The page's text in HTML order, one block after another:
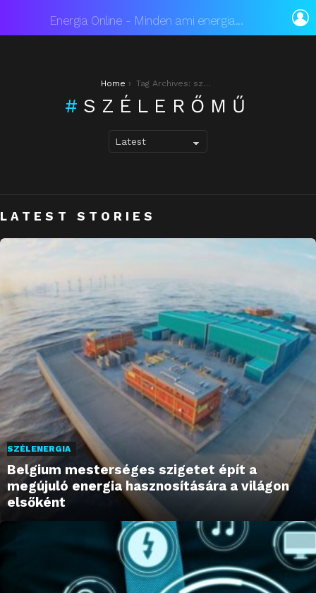
Energia Online - Minden ami energia...
Home Tag Archives: szélerőmű
SZÉLERŐMŰ
LATEST STORIES
SZÉLENERGIA
Belgium mesterséges szigetet épít a
megújuló energia hasznosítására a világon
elsőként